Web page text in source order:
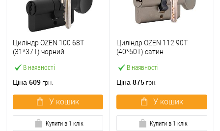
В наявності
Циліндр OZEN 100 68T
(31*37T) чорний
Ціна 609 грн.
У кошик
Купити в 1 клік
В наявності
Циліндр OZEN 112 90T
(40*50T) сатин
Ціна 875 грн.
У кошик
Купити в 1 клік